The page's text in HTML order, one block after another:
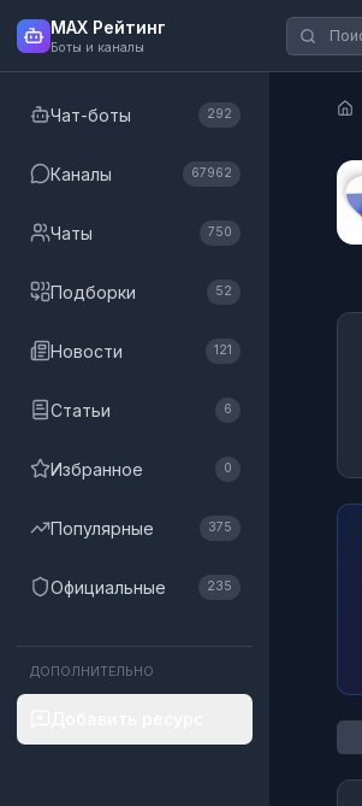
MAX Рейтинг
Боты и каналы
Чат-боты 292
Каналы 67962
Чаты 750
Подборки 52
Новости 121
Статьи 6
Избранное 0
Популярные 375
Официальные 235
ДОПОЛНИТЕЛЬНО